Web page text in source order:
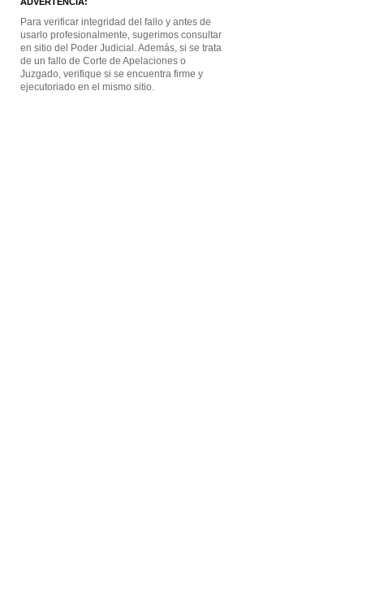
Para verificar integridad del fallo y antes de
usarlo profesionalmente, sugerimos consultar
en sitio del Poder Judicial. Además, si se trata
de un fallo de Corte de Apelaciones o
Juzgado, verifique si se encuentra firme y
ejecutoriado en el mismo sitio.